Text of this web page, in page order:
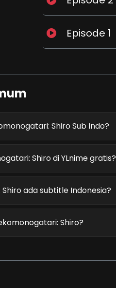
Episode 1
Shiro Sub Indo?
Shiro di YLnime gratis?
ada subtitle Indonesia?
Shiro?